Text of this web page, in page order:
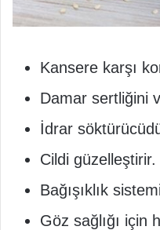
Kansere karşı
Damar sertliğini
İdrar
Cildi güzelleştirir.
Bağışıklık
Göz sağlığı için